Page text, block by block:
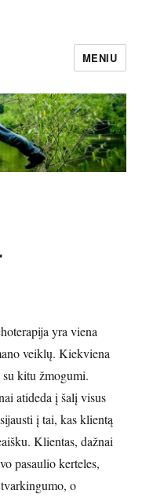
MENIU
yra viena
veiklų. Kiekviena
kitu žmogumi.
atideda į šalį visus
į tai, kas klientą
Klientas, dažnai
pasaulio kerteles,
o